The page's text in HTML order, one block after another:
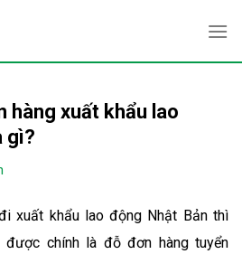
hàng xuất khẩu lao
gì?
xuất khẩu lao động Nhật Bản thì
chính là đỗ đơn hàng tuyển